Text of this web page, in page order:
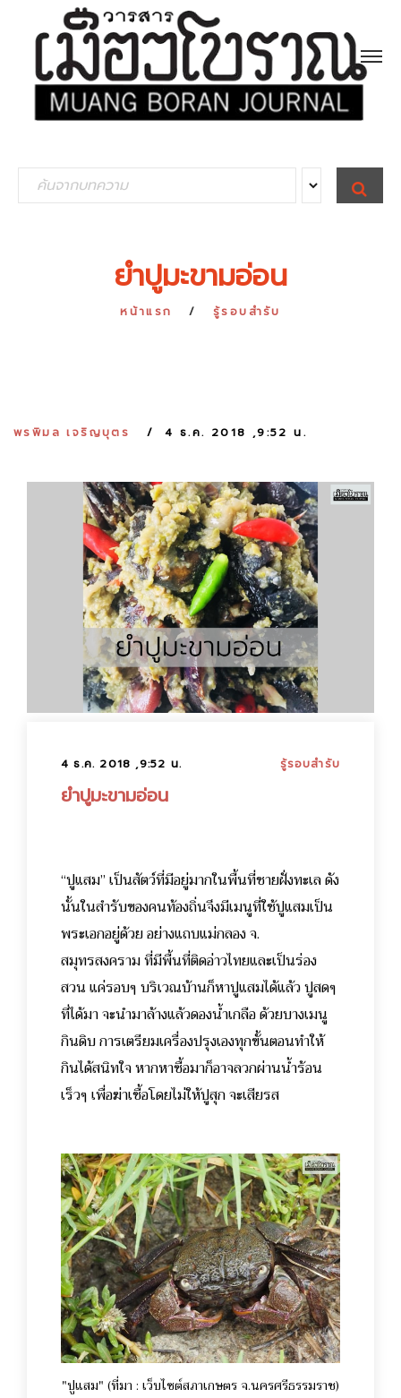
e
S
E
A
ยำปูมะขามอ่อน
หน้าแรก รู้รอบสำรับ
พรพิมล เจริญบุตร 4 ธ.ค. 2018 ,9:52 น.
4 ธ.ค. 2018 ,9:52 น. รู้รอบสำรับ
ยำปูมะขามอ่อน
“ปูแสม” เป็นสัตว์ที่มีอยู่มากในพื้นที่ชายฝั่งทะเล ดัง
นั้นในสำรับของคนท้องถิ่นจึงมีเมนูที่ใช้ปูแสมเป็น
พระเอกอยู่ด้วย อย่างแถบแม่กลอง จ.
สมุทรสงคราม ที่มีพื้นที่ติดอ่าวไทยและเป็นร่อง
สวน แค่รอบๆ บริเวณบ้านก็หาปูแสมได้แล้ว ปูสดๆ
ที่ได้มา จะนำมาล้างแล้วดองน้ำเกลือ ด้วยบางเมนู
กินดิบ การเตรียมเครื่องปรุงเองทุกขั้นตอนทำให้
กินได้สนิทใจ หากหาซื้อมาก็อาจลวกผ่านน้ำร้อน
เร็วๆ เพื่อฆ่าเชื้อโดยไม่ให้ปูสุก จะเสียรส
"ปูแสม" (ที่มา : เว็บไซต์สภาเกษตร จ.นครศรีธรรมราช)